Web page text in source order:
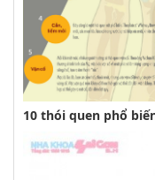
10 thói quen phổ